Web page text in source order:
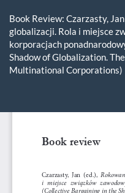
Book Review: Czarzasty,
globalizacji. Rola i miejsce
korporacjach
Shadow of Globalization.
Multinational Corporations)